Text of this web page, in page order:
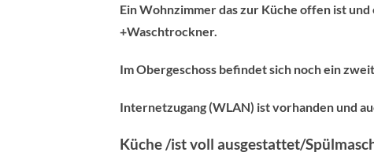
Ein Wohnzimmer das zur Küche offen ist
+Waschtrockner.
Im Obergeschoss befindet sich noch ein
Internetzugang (WLAN) ist vorhanden und
Küche /ist voll ausgestattet/